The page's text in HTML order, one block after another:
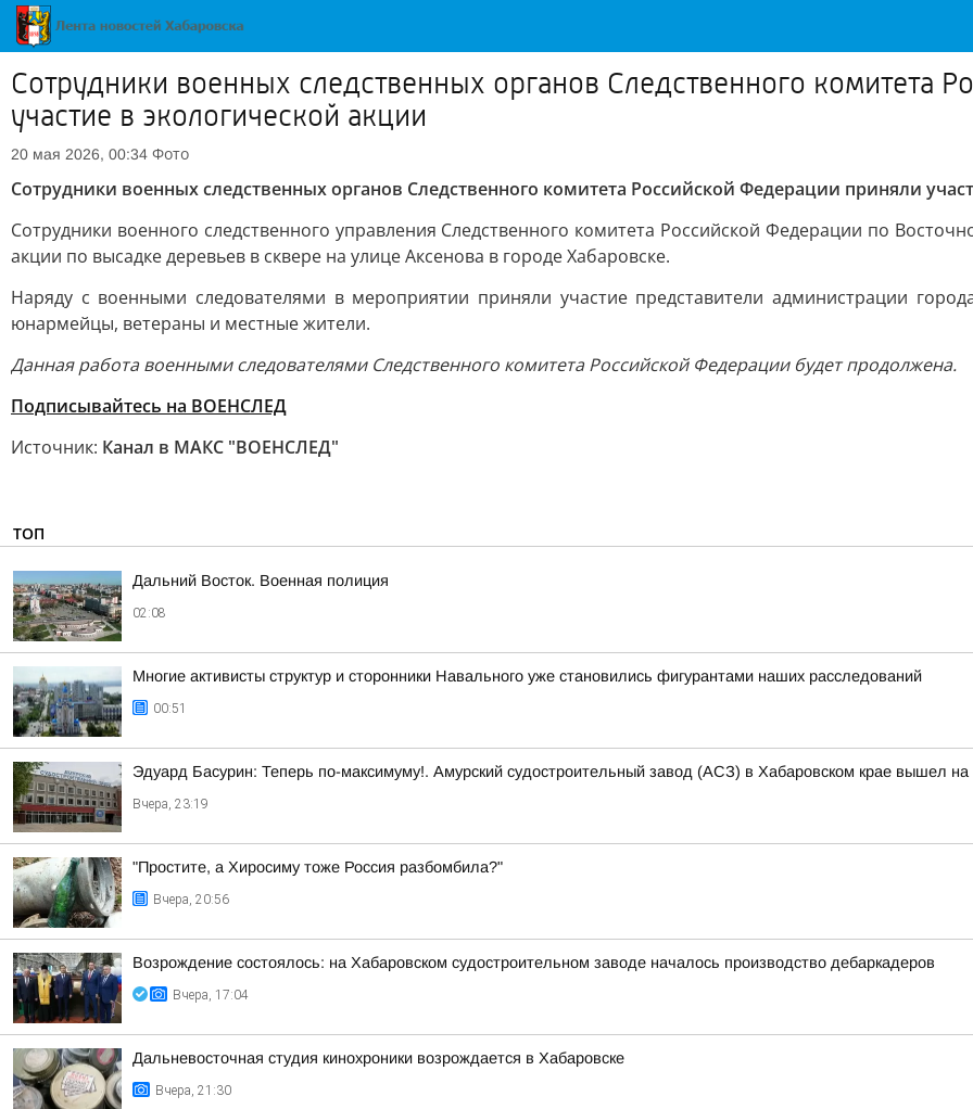
Сотрудники военных следственных органов Следственного комитета
участие в экологической акции
20 мая 2026, 00:34 Фото
Сотрудники военных следственных органов Следственного комитета Российской Федерации приняли
Сотрудники военного следственного управления Следственного комитета Российской Федерации по
акции по высадке деревьев в сквере на улице Аксенова в городе Хабаровске.
Наряду с военными следователями в мероприятии приняли участие представители администрации
юнармейцы, ветераны и местные жители.
Данная работа военными следователями Следственного комитета Российской Федерации будет продолжена.
Подписывайтесь на ВОЕНСЛЕД
Источник: Канал в МАКС "ВОЕНСЛЕД"
ТОП
Дальний Восток. Военная полиция
02:08
Многие активисты структур и сторонники Навального уже становились фигурантами наших расследований
00:51
Эдуард Басурин: Теперь по-максимуму!. Амурский судостроительный завод (АСЗ) в Хабаровском крае вышел на
Вчера, 23:19
"Простите, а Хиросиму тоже Россия разбомбила?"
Вчера, 20:56
Возрождение состоялось: на Хабаровском судостроительном заводе началось производство дебаркадеров
Вчера, 17:04
Дальневосточная студия кинохроники возрождается в Хабаровске
Вчера, 21:30